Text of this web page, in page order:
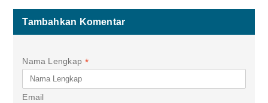
Tambahkan Komentar
Nama Lengkap *
Email